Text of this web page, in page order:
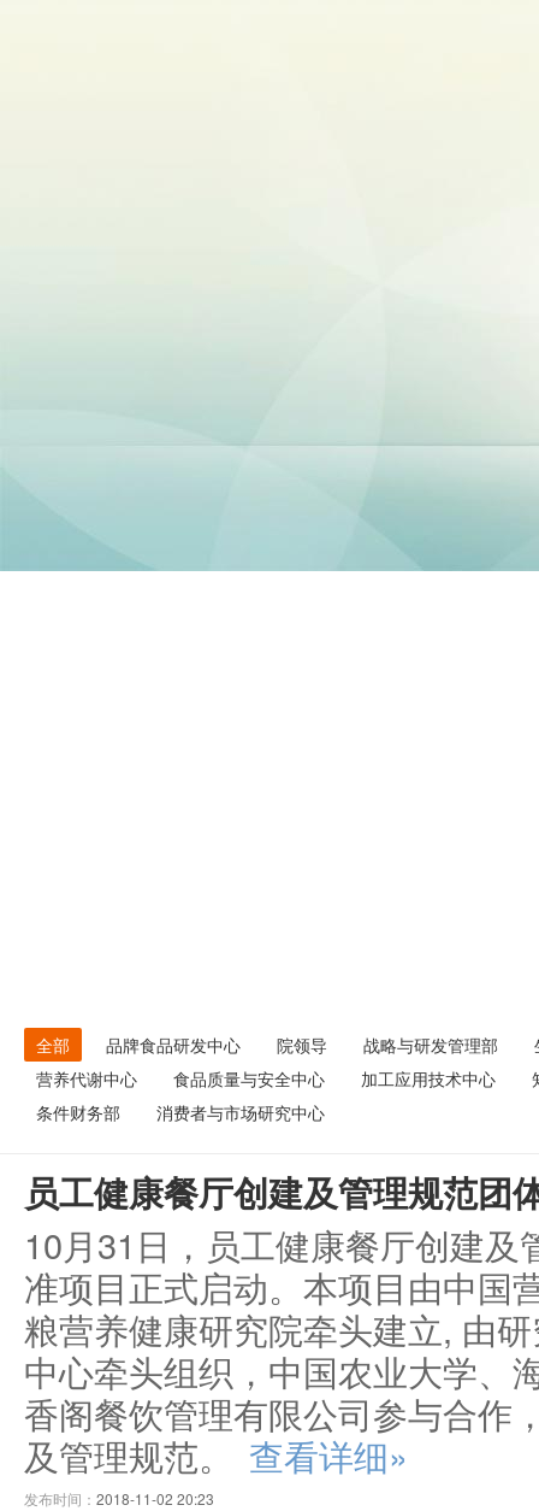
全部 品牌食品研发中心 院领导 战略与研发管理部
营养代谢中心
食品质量与安全中心 加工应用技术中心
条件财务部
消费者与市场研究中心
员工健康餐厅创建及管理规范团
10月31日，员工健康餐厅创建及
准项目正式启动。本项目由中国
粮营养健康研究院牵头建立, 由
中心牵头组织，中国农业大学、
香阁餐饮管理有限公司参与合作
及管理规范。
查看详细»
发布时间： 2018-11-02 20:23